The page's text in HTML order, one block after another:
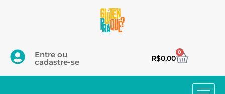
Entre ou
cadastre-se R$0,00
0